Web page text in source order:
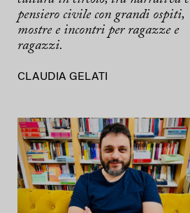
pensiero civile con grandi ospiti,
mostre e incontri per ragazze e
ragazzi.
CLAUDIA GELATI